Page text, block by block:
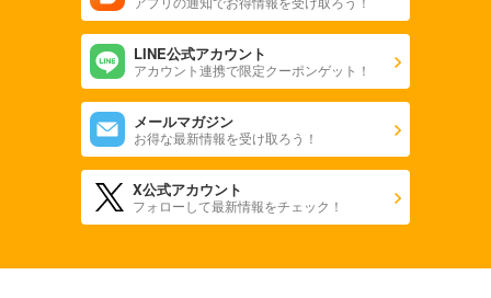
LINE公式アカウント
アカウント連携で限定クーポンゲット！
メールマガジン
お得な最新情報を受け取ろう！
X公式アカウント
フォローして最新情報をチェック！